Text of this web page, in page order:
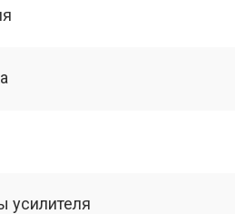
усилителя